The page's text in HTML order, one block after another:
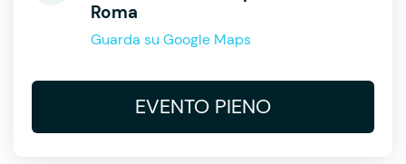
Roma
Guarda su Google Maps
EVENTO PIENO